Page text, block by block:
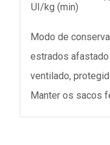
UI/kg (min)
Modo de
estrados
ventilado,
Manter os sacos